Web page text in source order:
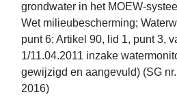
grondwater in het MOEW-
Wet milieubescherming;
punt 6; Artikel 90, lid 1, punt 3,
1/11.04.2011 inzake
gewijzigd en aangevuld) (SG
2016)